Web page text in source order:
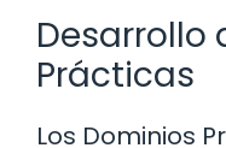
Desarrollo
Prácticas
Los Dominios